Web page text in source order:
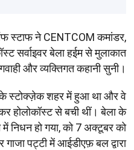
स्टाफ ने CENTCOM कमांडर,
सर्वाइवर बेला हईम से मुलाकात
और व्यक्तिगत कहानी सुनी।
के स्टोक्ज़ेक शहर में हुआ था और वे
होलोकॉस्ट से बची थीं। बेला के
में निधन हो गया, को 7 अक्टूबर को
पट्टी में आईडीएफ़ बल द्वारा